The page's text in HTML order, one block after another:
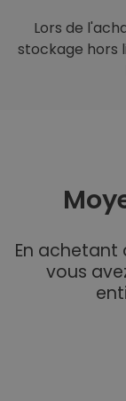
Lors de
stockage hors
En achetant
vous